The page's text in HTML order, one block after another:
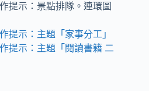
提示：景點排隊。連環圖
提示：主題「家事分工」
提示：主題「閱讀書籍 二